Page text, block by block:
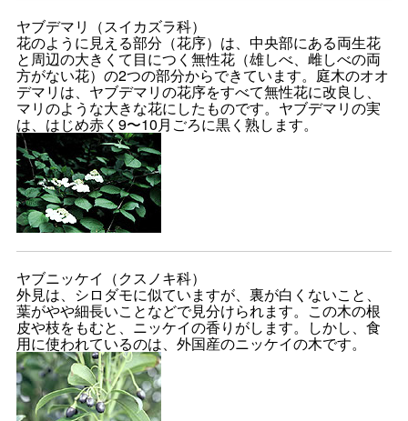
ヤブデマリ（スイカズラ科）
花のように見える部分（花序）は、中央部にある両生花
と周辺の大きくて目につく無性花（雄しべ、雌しべの両
方がない花）の2つの部分からできています。庭木のオオ
デマリは、ヤブデマリの花序をすべて無性花に改良し、
マリのような大きな花にしたものです。ヤブデマリの実
は、はじめ赤く9〜10月ごろに黒く熟します。
ヤブニッケイ（クスノキ科）
外見は、シロダモに似ていますが、裏が白くないこと、
葉がやや細長いことなどで見分けられます。この木の根
皮や枝をもむと、ニッケイの香りがします。しかし、食
用に使われているのは、外国産のニッケイの木です。